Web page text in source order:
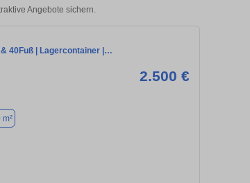
Angebote sichern.
40Fuß | Lagercontainer |…
2.500 €